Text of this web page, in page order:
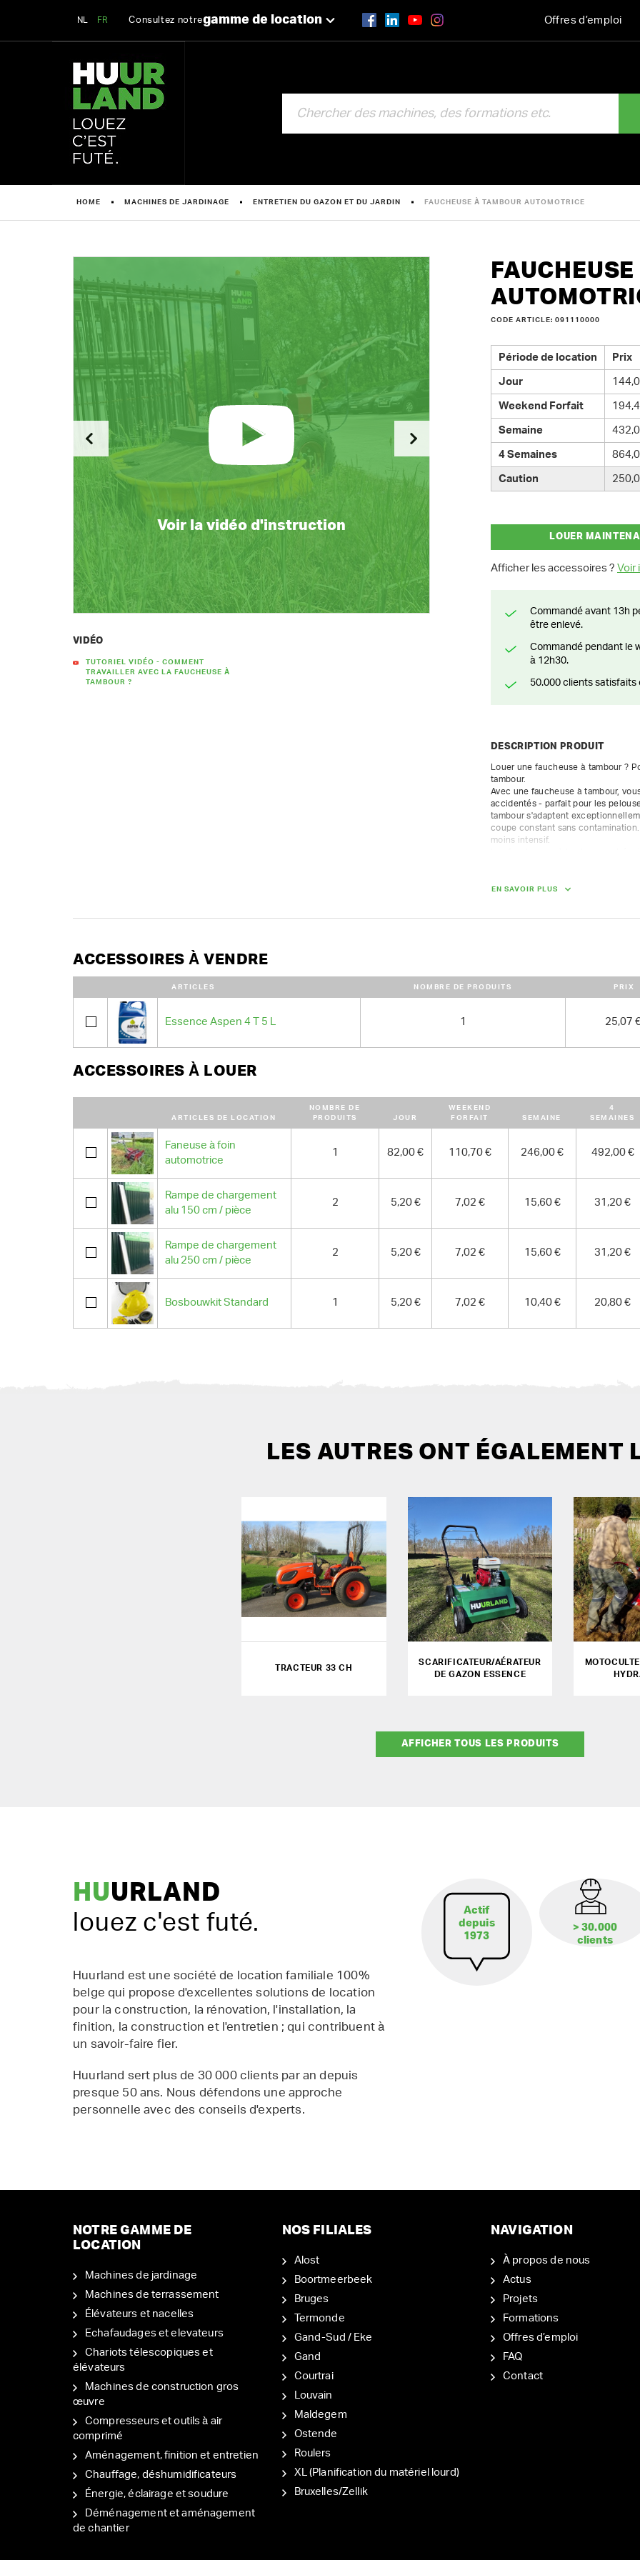
NL FR Consultez notregamme de location Offres d’emploi
HOME MACHINES DE JARDINAGE ENTRETIEN DU GAZON ET DU JARDIN FAUCHEUSE À TAMBOUR AUTOMOTRICE
CODE ARTICLE: 091110000
Voir la vidéo d'instruction
VIDÉO
TUTORIEL VIDÉO - COMMENT
TRAVAILLER AVEC LA FAUCHEUSE À
TAMBOUR ?
Période de location Prix
Jour
Weekend Forfait
Semaine
4 Semaines
Caution
LOUER
Afficher les accessoires ? Voir
Commandé avant 13h pendant la semaine? Livré le jour suivant ou prêt à
être enlevé.
Commandé pendant le weekend? Livré ou prêt à être enlevé à partir du lundi
à 12h30.
50.000 clients
DESCRIPTION PRODUIT
Louer une faucheuse à tambour ?
tambour.
Avec une faucheuse à tambour,
accidentés - parfait pour les
tambour s'adaptent
coupe constant sans
moins intensif.
180 cm x 121 cm x 86 cm
EN SAVOIR PLUS
ACCESSOIRES À VENDRE
ARTICLES NOMBRE DE PRODUITS PRIX
Essence Aspen 4 T 5 L 1 25,07
ACCESSOIRES À LOUER
ARTICLES DE LOCATION
NOMBRE DE
PRODUITS
JOUR
WEEKEND
FORFAIT
SEMAINE
4
SEMAINES
Faneuse à foin
automotrice
1 82,00 € 110,70 € 246,00 € 492,00 €
Rampe de chargement
alu 150 cm / pièce
2 5,20 € 7,02 € 15,60 € 31,20 €
Rampe de chargement
alu 250 cm / pièce
2 5,20 € 7,02 € 15,60 € 31,20 €
Bosbouwkit Standard 1 5,20 € 7,02 € 10,40 € 20,80 €
LES AUTRES ONT ÉGALEMENT
TRACTEUR 33 CH
SCARIFICATEUR/AÉRATEUR
DE GAZON ESSENCE
AFFICHER TOUS LES PRODUITS
HUURLAND
louez c'est futé.
Huurland est une société de location familiale 100%
belge qui propose d'excellentes solutions de location
pour la construction, la rénovation, l'installation, la
finition, la construction et l'entretien ; qui contribuent à
un savoir-faire fier.
Huurland sert plus de 30 000 clients par an depuis
presque 50 ans. Nous défendons une approche
personnelle avec des conseils d'experts.
Actif
depuis
1973
> 30.000
clients
NOTRE GAMME DE
LOCATION
Machines de jardinage
Machines de terrassement
Élévateurs et nacelles
Echafaudages et elevateurs
Chariots télescopiques et
élévateurs
Machines de construction gros
œuvre
Compresseurs et outils à air
comprimé
Aménagement, finition et entretien
Chauffage, déshumidificateurs
Énergie, éclairage et soudure
Déménagement et aménagement
de chantier
NOS FILIALES
Alost
Boortmeerbeek
Bruges
Termonde
Gand-Sud / Eke
Gand
Courtrai
Louvain
Maldegem
Ostende
Roulers
XL (Planification du matériel lourd)
Bruxelles/Zellik
NAVIGATION
À propos de nous
Actus
Projets
Formations
Offres d’emploi
FAQ
Contact